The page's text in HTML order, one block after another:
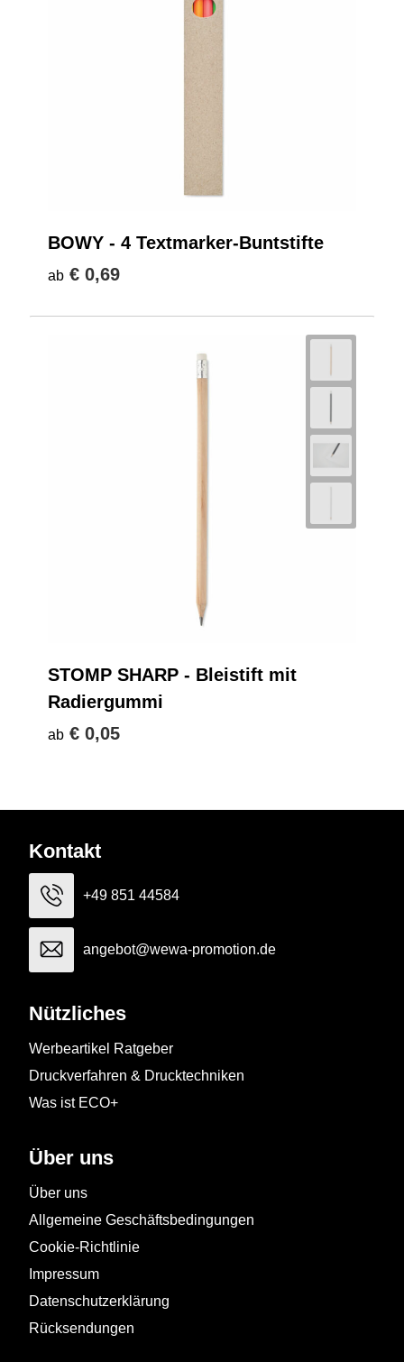
BOWY - 4 Textmarker-Buntstifte
ab € 0,69
STOMP SHARP - Bleistift mit
Radiergummi
ab € 0,05
Kontakt
+49 851 44584
angebot@wewa-promotion.de
Nützliches
Werbeartikel Ratgeber
Druckverfahren & Drucktechniken
Was ist ECO+
Über uns
Über uns
Allgemeine Geschäftsbedingungen
Cookie-Richtlinie
Impressum
Datenschutzerklärung
Rücksendungen